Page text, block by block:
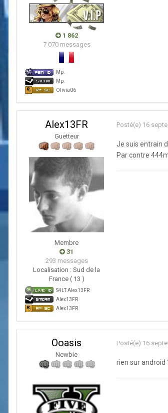
1 862
7 070 messages
Mp.
Mp.
Olivia06
Alex13FR
Guetteur
Membre
31
293 messages
Localisation : Sud de la
France ( 13 )
S4LT Alex13FR
Alex13FR
Alex13FR
Posté(e) 16
Je suis entrain
Par contre
Ooasis
Newbie
Posté(e) 16
rien sur android